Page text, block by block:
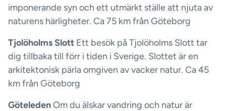
imponerande syn och ett utmärkt ställe att njuta av
naturens härligheter. Ca 75 km från Göteborg
Tjolöholms Slott Ett besök på Tjolöholms Slott tar
dig tillbaka till förr i tiden i Sverige. Slottet är en
arkitektonisk pärla omgiven av vacker natur. Ca 45
km från Göteborg
GöteledenOm du älskar vandring och natur är